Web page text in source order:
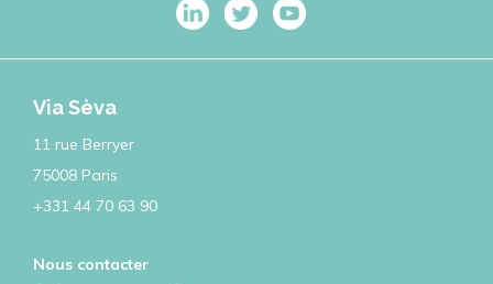
Via Sèva
11 rue Berryer
75008 Paris
+331 44 70 63 90
Nous contacter